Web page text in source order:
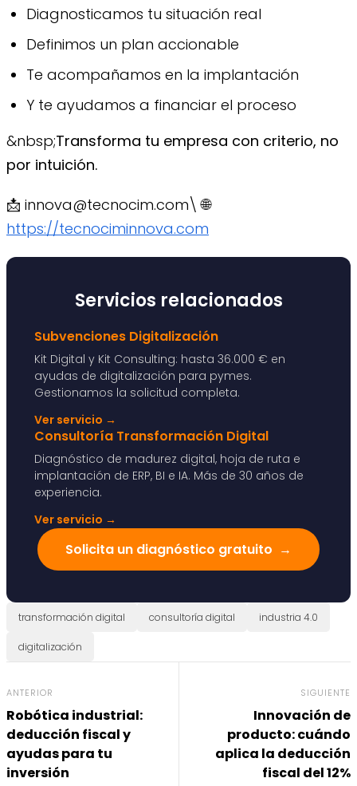
Diagnosticamos tu situación real
Definimos un plan accionable
Te acompañamos en la implantación
Y te ayudamos a financiar el proceso
&nbsp;Transforma tu empresa con criterio, no
por intuición.
📩 innova@tecnocim.com\ 🌐
https://tecnociminnova.com
Servicios relacionados
Subvenciones Digitalización
Kit Digital y Kit Consulting: hasta 36.000 € en
ayudas de digitalización para pymes.
Gestionamos la solicitud completa.
Ver servicio →
Consultoría Transformación Digital
Diagnóstico de madurez digital, hoja de ruta e
implantación de ERP, BI e IA. Más de 30 años de
experiencia.
Ver servicio →
Solicita un diagnóstico gratuito →
transformación digital consultoría digital industria 4.0
digitalización
ANTERIOR
Robótica industrial:
deducción fiscal y
ayudas para tu
inversión
SIGUIENTE
Innovación de
producto: cuándo
aplica la deducción
fiscal del 12%